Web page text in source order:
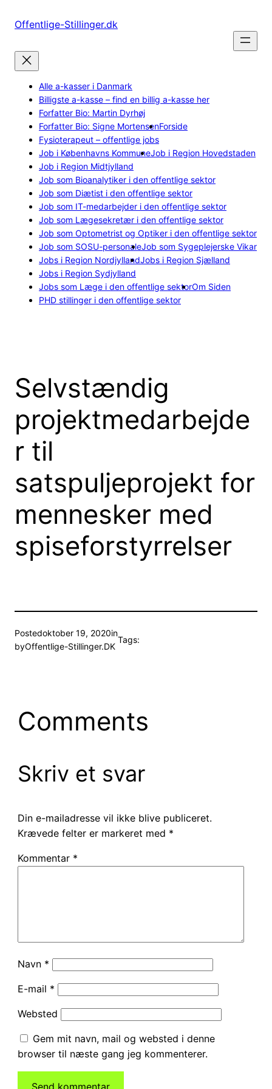
Offentlige-Stillinger.dk
Alle a-kasser i Danmark
Billigste a-kasse – find en billig a-kasse her
Forfatter Bio: Martin Dyrhøj
Forfatter Bio: Signe MortensenForside
Fysioterapeut – offentlige jobs
Job i Københavns KommuneJob i Region Hovedstaden
Job i Region Midtjylland
Job som Bioanalytiker i den offentlige sektor
Job som Diætist i den offentlige sektor
Job som IT-medarbejder i den offentlige sektor
Job som Lægesekretær i den offentlige sektor
Job som Optometrist og Optiker i den offentlige sektor
Job som SOSU-personaleJob som Sygeplejerske Vikar
Jobs i Region NordjyllandJobs i Region Sjælland
Jobs i Region Sydjylland
Jobs som Læge i den offentlige sektorOm Siden
PHD stillinger i den offentlige sektor
Selvstændig
projektmedarbejde
r til
satspuljeprojekt for
mennesker med
spiseforstyrrelser
Postedoktober 19, 2020in
byOffentlige-Stillinger.DK
Tags:
Comments
Skriv et svar
Din e-mailadresse vil ikke blive publiceret.
Krævede felter er markeret med *
Kommentar *
Navn *
E-mail *
Websted
Gem mit navn, mail og websted i denne
browser til næste gang jeg kommenterer.